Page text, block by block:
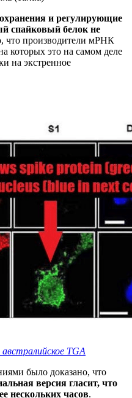
и регулирующие
спайковый белок не
что производители мРНК
которых это на самом деле
на экстренное
TGA
было доказано, что
версия гласит, что
нескольких часов.